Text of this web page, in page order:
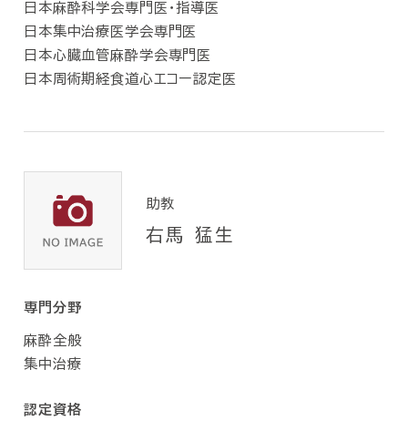
日本麻酔科学会専門医・指導医
日本集中治療医学会専門医
日本心臓血管麻酔学会専門医
日本周術期経食道心エコー認定医
助教
右馬 猛生
専門分野
麻酔全般
集中治療
認定資格